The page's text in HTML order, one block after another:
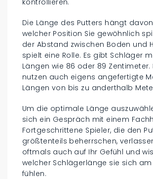
Die Länge des Putters hängt
welcher Position Sie gewöhnlich
der Abstand zwischen Boden und
spielt eine Rolle. Es gibt Schläger
Längen wie 86 oder 89 Zentimeter.
nutzen auch eigens angefertigte
Längen von bis zu anderthalb
Um die optimale Länge
sich ein Gespräch mit einem
Fortgeschrittene Spieler, die den
größtenteils beherrschen,
oftmals auch auf Ihr Gefühl und
welcher Schlägerlänge sie sich
fühlen.